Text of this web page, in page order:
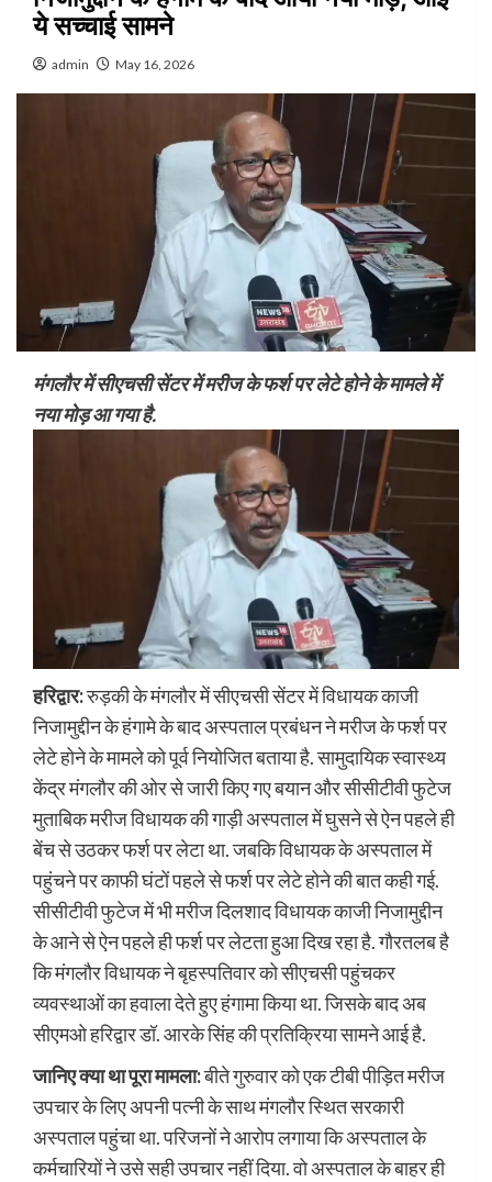
ये सच्चाई सामने
admin May 16, 2026
मंगलौर में सीएचसी सेंटर में मरीज के फर्श पर लेटे होने के मामले में
नया मोड़ आ गया है.
हरिद्वार:रुड़की के मंगलौर में सीएचसी सेंटर में विधायक काजी
निजामुद्दीन के हंगामे के बाद अस्पताल प्रबंधन ने मरीज के फर्श पर
लेटे होने के मामले को पूर्व नियोजित बताया है. सामुदायिक स्वास्थ्य
केंद्र मंगलौर की ओर से जारी किए गए बयान और सीसीटीवी फुटेज
मुताबिक मरीज विधायक की गाड़ी अस्पताल में घुसने से ऐन पहले ही
बेंच से उठकर फर्श पर लेटा था. जबकि विधायक के अस्पताल में
पहुंचने पर काफी घंटों पहले से फर्श पर लेटे होने की बात कही गई.
सीसीटीवी फुटेज में भी मरीज दिलशाद विधायक काजी निजामुद्दीन
के आने से ऐन पहले ही फर्श पर लेटता हुआ दिख रहा है. गौरतलब है
कि मंगलौर विधायक ने बृहस्पतिवार को सीएचसी पहुंचकर
व्यवस्थाओं का हवाला देते हुए हंगामा किया था. जिसके बाद अब
सीएमओ हरिद्वार डॉ. आरके सिंह की प्रतिक्रिया सामने आई है.
जानिए क्या था पूरा मामला:बीते गुरुवार को एक टीबी पीड़ित मरीज
उपचार के लिए अपनी पत्नी के साथ मंगलौर स्थित सरकारी
अस्पताल पहुंचा था. परिजनों ने आरोप लगाया कि अस्पताल के
कर्मचारियों ने उसे सही उपचार नहीं दिया. वो अस्पताल के बाहर ही